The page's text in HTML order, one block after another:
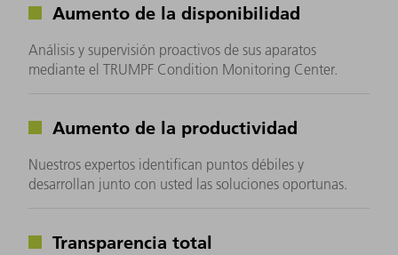
Aumento de la disponibilidad
Análisis y supervisión proactivos de sus aparatos
mediante el TRUMPF Condition Monitoring Center.
Aumento de la productividad
Nuestros expertos identifican puntos débiles y
desarrollan junto con usted las soluciones oportunas.
Transparencia total